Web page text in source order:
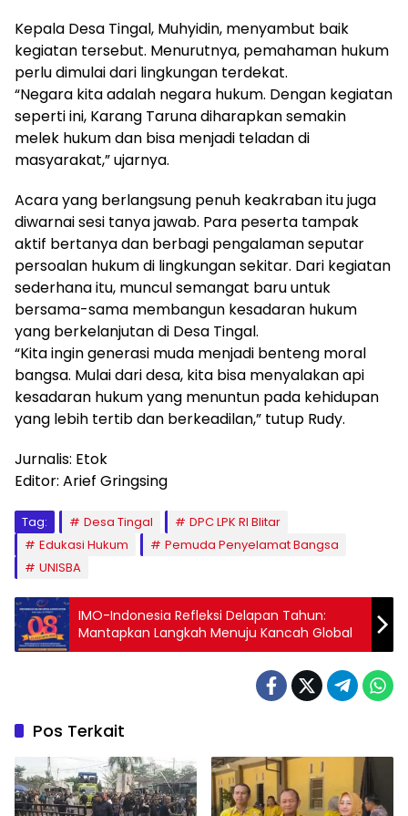
Kepala Desa Tingal, Muhyidin, menyambut baik
kegiatan tersebut. Menurutnya, pemahaman hukum
perlu dimulai dari lingkungan terdekat.
“Negara kita adalah negara hukum. Dengan kegiatan
seperti ini, Karang Taruna diharapkan semakin
melek hukum dan bisa menjadi teladan di
masyarakat,” ujarnya.
Acara yang berlangsung penuh keakraban itu juga
diwarnai sesi tanya jawab. Para peserta tampak
aktif bertanya dan berbagi pengalaman seputar
persoalan hukum di lingkungan sekitar. Dari kegiatan
sederhana itu, muncul semangat baru untuk
bersama-sama membangun kesadaran hukum
yang berkelanjutan di Desa Tingal.
“Kita ingin generasi muda menjadi benteng moral
bangsa. Mulai dari desa, kita bisa menyalakan api
kesadaran hukum yang menuntun pada kehidupan
yang lebih tertib dan berkeadilan,” tutup Rudy.
Jurnalis: Etok
Editor: Arief Gringsing
Tag: Desa Tingal
DPC LPK RI Blitar
Edukasi Hukum
Pemuda Penyelamat Bangsa
UNISBA
IMO-Indonesia Refleksi Delapan Tahun:
Mantapkan Langkah Menuju Kancah Global
Pos Terkait